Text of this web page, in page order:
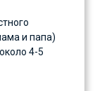
и папа)
4-5